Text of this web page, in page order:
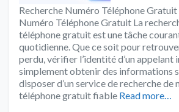
Recherche Numéro Téléphone Gratuit
Numéro Téléphone Gratuit La
téléphone gratuit est une tâche
quotidienne. Que ce soit pour
perdu, vérifier l’identité d’un appelant
simplement obtenir des informations
disposer d’un service de recherche de
téléphone gratuit fiable Read more…